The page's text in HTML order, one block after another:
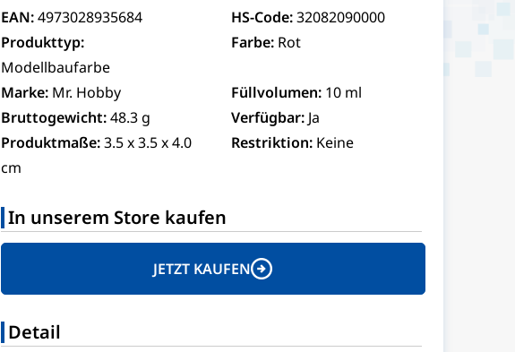
EAN: 4973028935684 HS-Code:32082090000
Produkttyp:
Modellbaufarbe
Farbe: Rot
Marke: Mr. Hobby Füllvolumen: 10 ml
Bruttogewicht: 48.3 g Verfügbar: Ja
Produktmaße: 3.5 x 3.5 x 4.0
cm
Restriktion: Keine
In unserem Store kaufen
JETZT KAUFEN
Detail